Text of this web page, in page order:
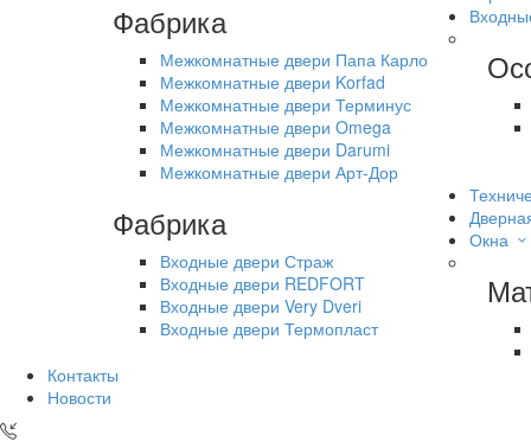
Фабрика
Межкомнатные двери Папа Карло
Межкомнатные двери Korfad
Межкомнатные двери Терминус
Межкомнатные двери Omega
Межкомнатные двери Darumi
Межкомнатные двери Арт-Дор
Фабрика
Входные двери Страж
Входные двери REDFORT
Входные двери Very Dveri
Входные двери Термопласт
Окна
Контакты
Новости